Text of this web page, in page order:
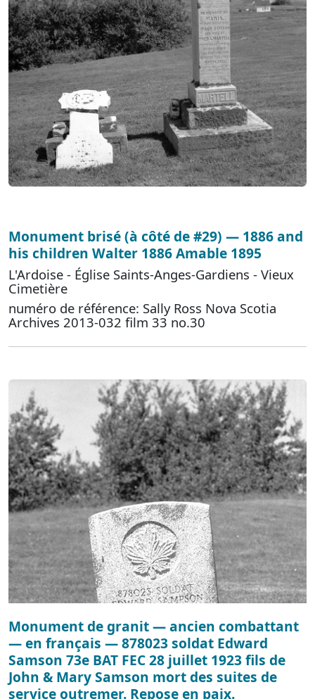
Monument brisé (à côté de #29) — 1886 and
his children Walter 1886 Amable 1895
L'Ardoise - Église Saints-Anges-Gardiens - Vieux
Cimetière
numéro de référence: Sally Ross Nova Scotia
Archives 2013-032 film 33 no.30
Monument de granit — ancien combattant
— en français — 878023 soldat Edward
Samson 73e BAT FEC 28 juillet 1923 fils de
John & Mary Samson mort des suites de
service outremer. Repose en paix.